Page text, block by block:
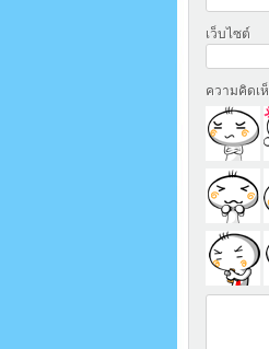
เว็บไซต์
ความคิดเ